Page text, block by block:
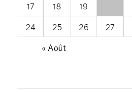
17
18 19
24
25 26 27
« Août